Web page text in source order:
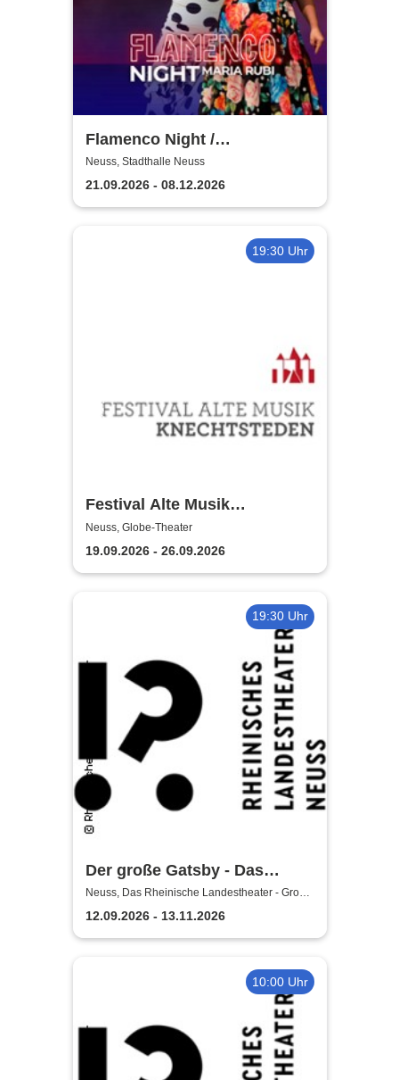
Flamenco Night /
Flamencomanía Tour 26/27 -
Deutschlands größte
Flamenco-Tournee
Neuss, Stadthalle Neuss
21.09.2026 - 08.12.2026
19:30 Uhr
Festival Alte Musik
Knechtsteden
Neuss, Globe-Theater
19.09.2026 - 26.09.2026
19:30 Uhr
Der große Gatsby - Das
Rheinische Landestheater
Neuss
Neuss, Das Rheinische Landestheater - Große
Bühne
12.09.2026 - 13.11.2026
10:00 Uhr